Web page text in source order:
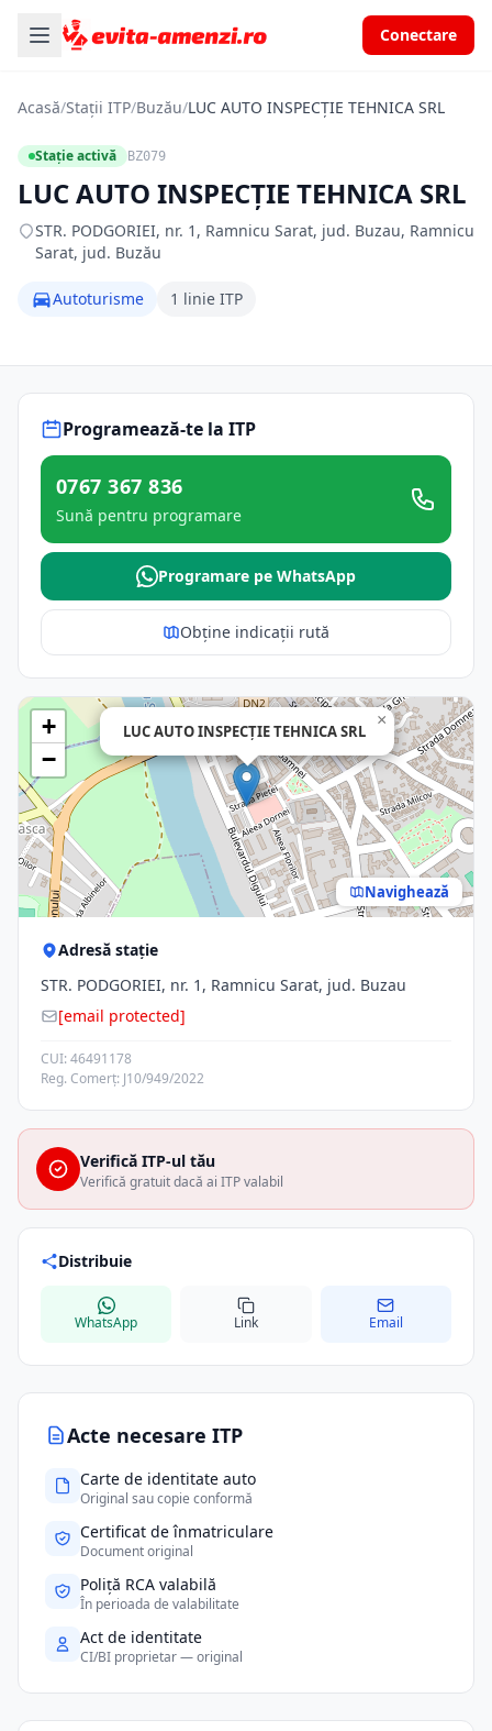
Conectare
Acasă/Stații ITP/Buzău/LUC AUTO INSPECŢIE TEHNICA SRL
Stație activă BZ079
LUC AUTO INSPECŢIE TEHNICA SRL
STR. PODGORIEI, nr. 1, Ramnicu Sarat, jud. Buzau, Ramnicu
Sarat, jud. Buzău
Autoturisme 1 linie ITP
Acte necesare ITP
Carte de identitate auto
Original sau copie conformă
Certificat de înmatriculare
Document original
Poliță RCA valabilă
În perioada de valabilitate
Act de identitate
CI/BI proprietar — original
Programează-te la ITP
0767 367 836
Sună pentru programare
Programare pe WhatsApp
Obține indicații rută
LUC AUTO INSPECŢIE TEHNICA SRL
×
+
−
Navighează
Adresă stație
STR. PODGORIEI, nr. 1, Ramnicu Sarat, jud. Buzau
[email protected]
CUI: 46491178
Reg. Comerț: J10/949/2022
Verifică ITP-ul tău
Verifică gratuit dacă ai ITP valabil
Distribuie
WhatsApp Link Email